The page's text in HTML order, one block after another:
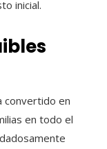
inicial.
convertido en
en todo el